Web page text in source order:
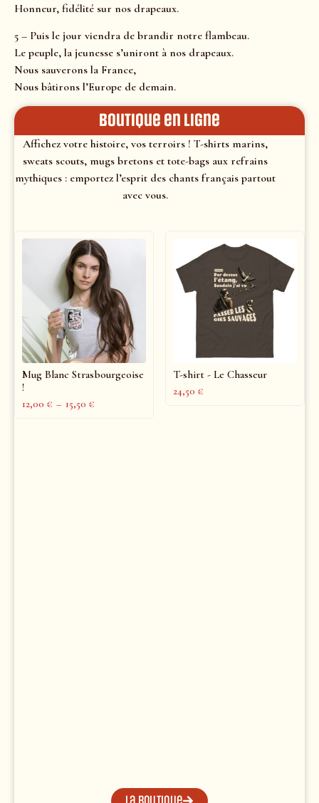
Honneur, fidélité sur nos drapeaux.
5 – Puis le jour viendra de brandir notre flambeau.
Le peuple, la jeunesse s’uniront à nos drapeaux.
Nous sauverons la France,
Nous bâtirons l’Europe de demain.
Boutique en ligne
Affichez votre histoire, vos terroirs ! T-shirts marins,
sweats scouts, mugs bretons et tote-bags aux refrains
mythiques : emportez l’esprit des chants français partout
avec vous.
Mug Blanc Strasbourgeoise
!
12,00 € – 15,50 €
T-shirt - Le Chasseur
24,50 €